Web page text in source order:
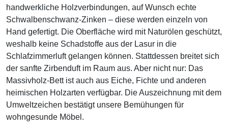
handwerkliche Holzverbindungen, auf Wunsch echte
Schwalbenschwanz-Zinken – diese werden einzeln von
Hand gefertigt. Die Oberfläche wird mit Naturölen geschützt,
weshalb keine Schadstoffe aus der Lasur in die
Schlafzimmerluft gelangen können. Stattdessen breitet sich
der sanfte Zirbenduft im Raum aus. Aber nicht nur: Das
Massivholz-Bett ist auch aus Eiche, Fichte und anderen
heimischen Holzarten verfügbar. Die Auszeichnung mit dem
Umweltzeichen bestätigt unsere Bemühungen für
wohngesunde Möbel.